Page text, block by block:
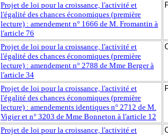
Projet de loi pour la croissance, l'activité et
l'égalité des chances économiques (première
lecture) : amendement n° 1666 de M. Fromantin à
l'article 76
Projet de loi pour la croissance, l'activité et
l'égalité des chances économiques (première
lecture) : amendement n° 2788 de Mme Berger à
l'article 34
Projet de loi pour la croissance, l'activité et
l'égalité des chances économiques (première
lecture) : amendements identiques n° 2712 de M.
Vigier et n° 3203 de Mme Bonneton à l'article 12
Projet de loi pour la croissance, l'activité et